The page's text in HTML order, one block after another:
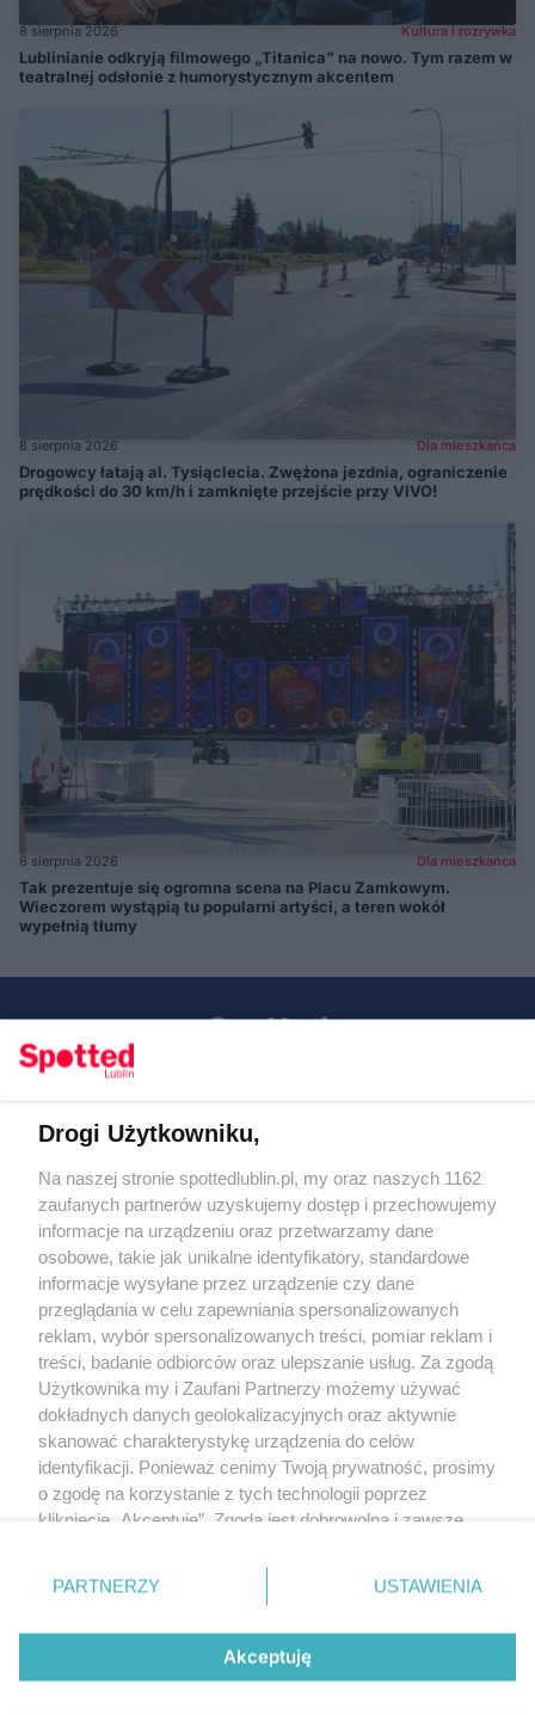
8 sierpnia 2026 Kultura i rozrywka
Lublinianie odkryją filmowego „Titanica” na nowo. Tym razem w
teatralnej odsłonie z humorystycznym akcentem
8 sierpnia 2026 Dla mieszkańca
Drogowcy łatają al. Tysiąclecia. Zwężona jezdnia, ograniczenie
prędkości do 30 km/h i zamknięte przejście przy VIVO!
8 sierpnia 2026 Dla mieszkańca
Tak prezentuje się ogromna scena na Placu Zamkowym.
Wieczorem wystąpią tu popularni artyści, a teren wokół
wypełnią tłumy
KATEGORIE
OGŁOSZENIA
WYDARZENIA
NA SKRÓTY
Regulamin
Polityka prywatności
RODO
Warunki korzystania z treści
Drogi Użytkowniku,
Na naszej stronie spottedlublin.pl, my oraz naszych 1162
zaufanych partnerów uzyskujemy dostęp i przechowujemy
informacje na urządzeniu oraz przetwarzamy dane
osobowe, takie jak unikalne identyfikatory, standardowe
informacje wysyłane przez urządzenie czy dane
przeglądania w celu zapewniania spersonalizowanych
reklam, wybór spersonalizowanych treści, pomiar reklam i
treści, badanie odbiorców oraz ulepszanie usług. Za zgodą
Użytkownika my i Zaufani Partnerzy możemy używać
dokładnych danych geolokalizacyjnych oraz aktywnie
skanować charakterystykę urządzenia do celów
identyfikacji. Ponieważ cenimy Twoją prywatność, prosimy
o zgodę na korzystanie z tych technologii poprzez
kliknięcie „Akceptuję”. Zgoda jest dobrowolna i zawsze
prywatności znajdujący się w lewym dolnym rogu strony
. Niektóre rodzaje przetwarzania danych nie wymagają
zgody użytkownika, ale masz prawo sprzeciwić się
takiemu przetwarzaniu. Preferencje będą miały
zastosowania tylko na tej witrynie.
PARTNERZY USTAWIENIA
Akceptuję